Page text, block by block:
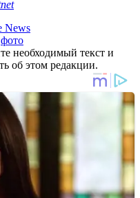
News
фото
необходимый текст и
об этом редакции.